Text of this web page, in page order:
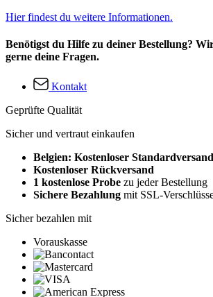
Hier findest du weitere Informationen.
Benötigst du Hilfe zu deiner Bestellung?
gerne deine Fragen.
Kontakt
Geprüfte Qualität
Sicher und vertraut einkaufen
Belgien: Kostenloser Standardversand
Kostenloser Rückversand
1 kostenlose Probe zu jeder Bestellung
Sichere Bezahlung mit SSL-
Sicher bezahlen mit
Vorauskasse